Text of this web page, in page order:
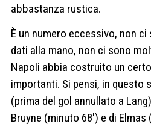
abbastanza rustica.
È un numero eccessivo, non
dati alla mano, non ci sono
Napoli abbia costruito un
importanti. Si pensi, in questo
(prima del gol annullato a
Bruyne (minuto 68′) e di